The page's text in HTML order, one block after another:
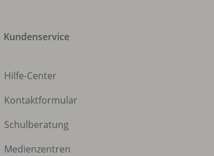
Kundenservice
Hilfe-Center
Kontaktformular
Schulberatung
Medienzentren